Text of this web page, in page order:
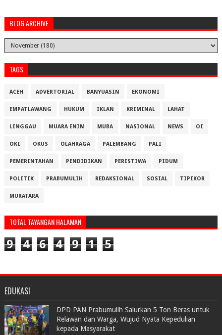
BLOG ARCHIVE
TAGS
ACEH ADVERTORIAL BANYUASIN EKONOMI
EMPATLAWANG HUKUM IKLAN KRIMINAL LAHAT
LINGGAU MUARA ENIM MUBA NASIONAL NEWS OI
OKI OKUS OLAHRAGA PALEMBANG PALI
PEMERINTAHAN PENDIDIKAN PERISTIWA PIDUM
POLITIK PRABUMULIH REDAKSIONAL SOSIAL TIPIKOR
MURATARA
TOTAL TAYANGAN HALAMAN
9 4 6 4 9 1 5
EDUKASI
DPD PAN Prabumulih Salurkan 5 Ton Beras untuk
Relawan dan Warga, Wujud Nyata Kepedulian
kepada Masyarakat